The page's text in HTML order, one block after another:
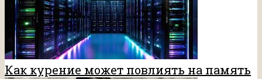
Как курение может повлиять на память